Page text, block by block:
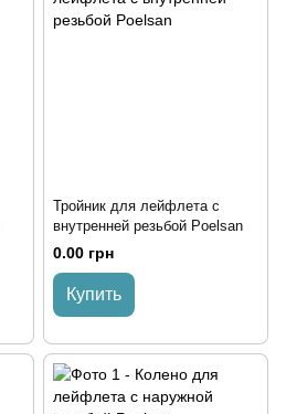
Тройник для лейфлета с
внутренней резьбой Poelsan
0.00 грн
Купить